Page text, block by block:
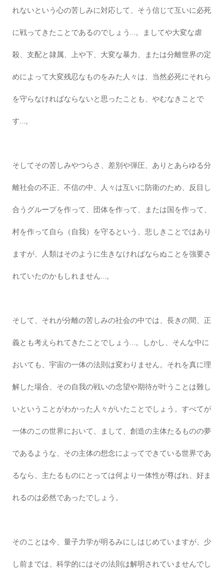
れないという心の苦しみに対応して、そう信じて互いに必死
に戦ってきたことであるのでしょう…。ましてや大変な虐
殺、支配と隷属、上や下、大変な暴力、または分離世界の定
めによって大変残忍なものをみた人々は、当然必死にそれら
を守らなければならないと思ったことも、やむなきことで
す…。
そしてその苦しみやつらさ、差別や弾圧、ありとあらゆる分
離社会の不正、不信の中、人々は互いに防衛のため、反目し
合うグループを作って、団体を作って、または国を作って、
村を作って自ら（自我）を守るという、悲しきことではあり
ますが、人類はそのように生きなければならぬことを強要さ
れていたのかもしれません…。
そして、それが分離の苦しみの社会の中では、長きの間、正
義とも考えられてきたことでしょう…。しかし、そんな中に
おいても、宇宙の一体の法則は変わりません。それを真に理
解した場合、その自我の戦いの念望や期待が叶うことは難し
いということがわかった人々がいたことでしょう。すべてが
一体のこの世界において、まして、創造の主体たるものの夢
であるような、その主体の想念によってできている世界であ
るなら、主たるものにとっては何より一体性が尊ばれ、好ま
れるのは必然であったでしょう。
そのことは今、量子力学が明るみにしはじめていますが、少
し前までは、科学的にはその法則は解明されていませんでし